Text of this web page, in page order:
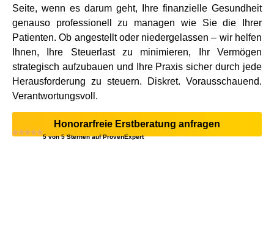
Seite, wenn es darum geht, Ihre finanzielle Gesundheit
genauso professionell zu managen wie Sie die Ihrer
Patienten. Ob angestellt oder niedergelassen – wir helfen
Ihnen, Ihre Steuerlast zu minimieren, Ihr Vermögen
strategisch aufzubauen und Ihre Praxis sicher durch jede
Herausforderung zu steuern. Diskret. Vorausschauend.
Verantwortungsvoll.
Honorarfreie Erstberatung anfragen
5 von 5 Sternen auf ProvenExpert